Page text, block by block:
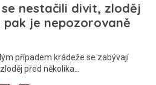
nestačili divit, zloděj
je nepozorovaně
případem krádeže se zabývají
před několika…